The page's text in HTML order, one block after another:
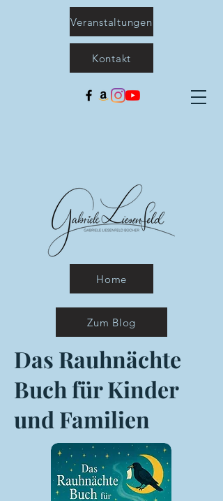
Zum Blog
Home
Kontakt
Veranstaltungen
Das Rauhnächte
Buch für Kinder
und Familien